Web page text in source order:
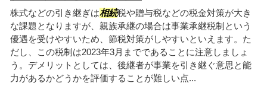
株式などの引き継ぎは相続税や贈与税などの税金対策が大き
な課題となりますが、親族承継の場合は事業承継税制という
優遇を受けやすいため、節税対策がしやすいといえます。た
だし、この税制は2023年3月までであることに注意しましょ
う。デメリットとしては、後継者が事業を引き継ぐ意思と能
力があるかどうかを評価することが難しい点...